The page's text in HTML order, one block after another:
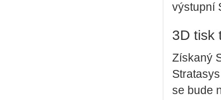
výstupní
3D tisk
Získaný
se bude